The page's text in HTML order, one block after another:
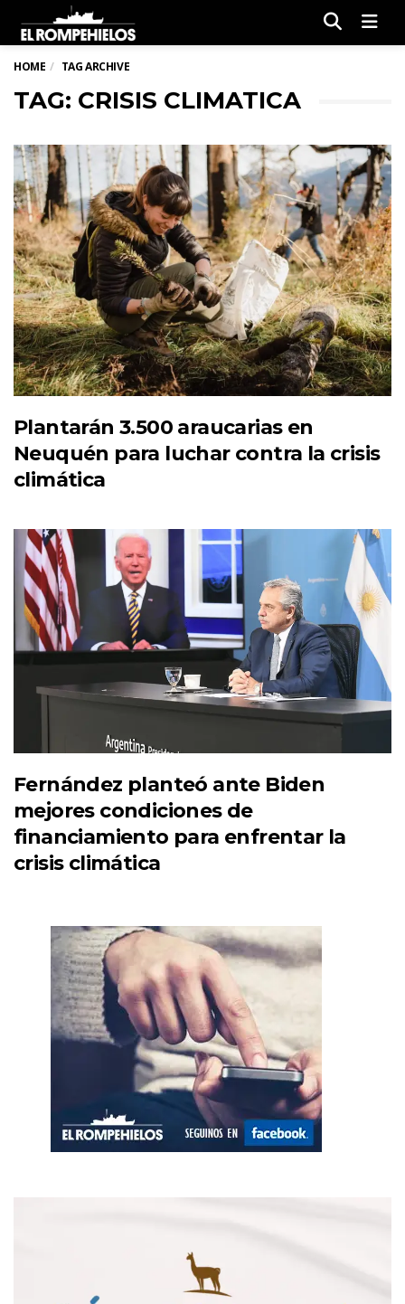
HOME TAG ARCHIVE
TAG: CRISIS CLIMATICA
Plantarán 3.500 araucarias en
Neuquén para luchar contra la crisis
climática
Fernández planteó ante Biden
mejores condiciones de
financiamiento para enfrentar la
crisis climática